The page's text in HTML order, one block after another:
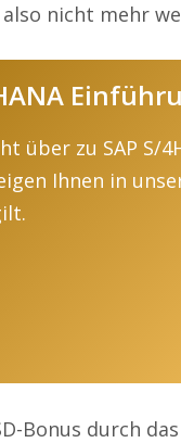
nicht mehr
über zu SAP S/
Ihnen in
Bonus durch